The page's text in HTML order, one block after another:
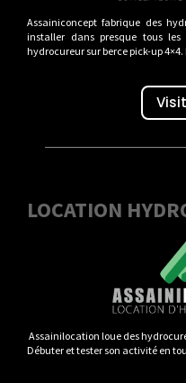
Assainiconcept fabrique des
installer dans presque tous
hydrocureur sur berce pick-up
LOCATION
Assainilocation loue des
Débuter et tester son activité en